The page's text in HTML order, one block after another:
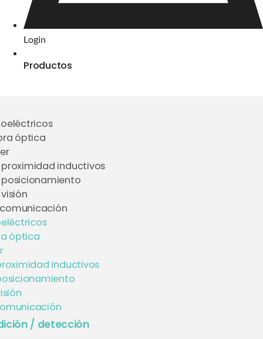
Login
Productos
óptica
proximidad inductivos
posicionamiento
óptica
inductivos
/ detección